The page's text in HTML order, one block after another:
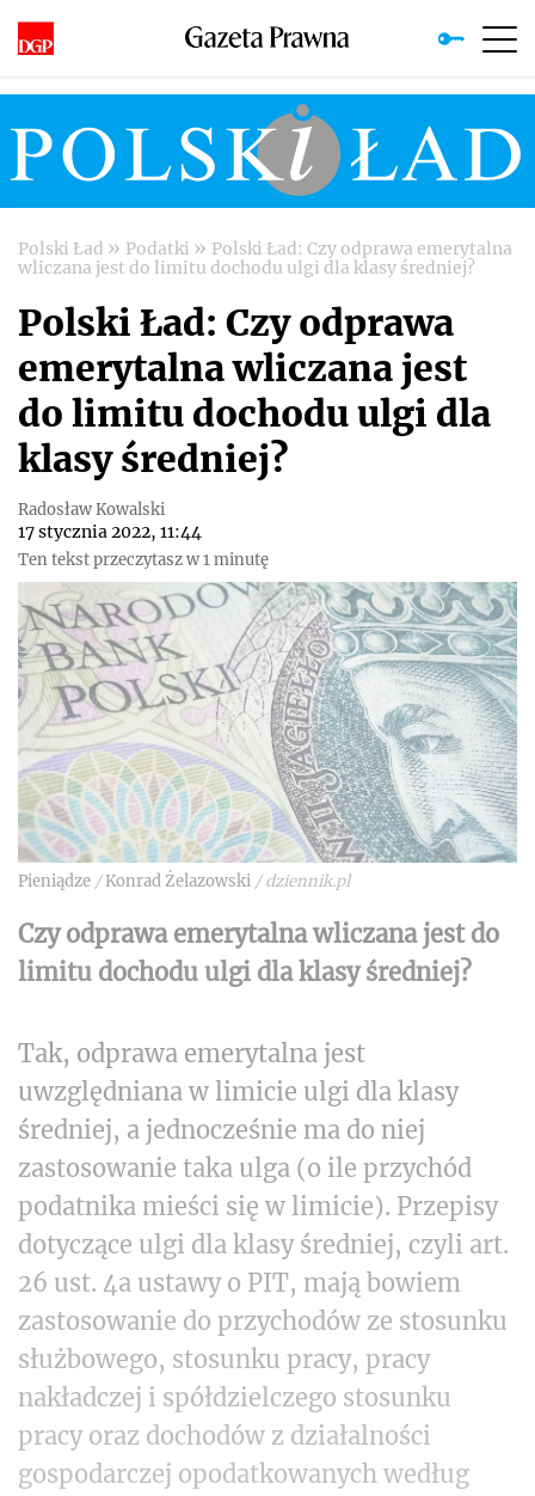
Polski Ład » Podatki » Polski Ład: Czy odprawa emerytalna
wliczana jest do limitu dochodu ulgi dla klasy średniej?
Polski Ład: Czy odprawa
emerytalna wliczana jest
do limitu dochodu ulgi dla
klasy średniej?
Radosław Kowalski
17 stycznia 2022, 11:44
Ten tekst przeczytasz w 1 minutę
Pieniądze /Konrad Żelazowski / dziennik.pl
Czy odprawa emerytalna wliczana jest do
limitu dochodu ulgi dla klasy średniej?
Tak, odprawa emerytalna jest
uwzględniana w limicie ulgi dla klasy
średniej, a jednocześnie ma do niej
zastosowanie taka ulga (o ile przychód
podatnika mieści się w limicie). Przepisy
dotyczące ulgi dla klasy średniej, czyli art.
26 ust. 4a ustawy o PIT, mają bowiem
zastosowanie do przychodów ze stosunku
służbowego, stosunku pracy, pracy
nakładczej i spółdzielczego stosunku
pracy oraz dochodów z działalności
gospodarczej opodatkowanych według